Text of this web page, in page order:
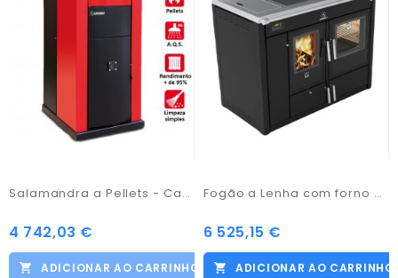
Salamandra a Pellets - Carinci Idro Box
4 742,03 €
ADICIONAR AO CARRINHO
Fogão a Lenha com forno e AQS - Carinci Gemma
6 525,15 €
ADICIONAR AO CARRINHO